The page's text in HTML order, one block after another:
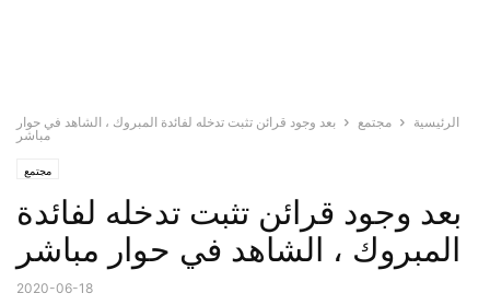
الرئيسية مجتمع
بعد وجود قرائن تثبت تدخله لفائدة المبروك ، الشاهد في حوار
مباشر
مجتمع
بعد وجود قرائن تثبت تدخله لفائدة
المبروك ، الشاهد في حوار مباشر
2020-06-18